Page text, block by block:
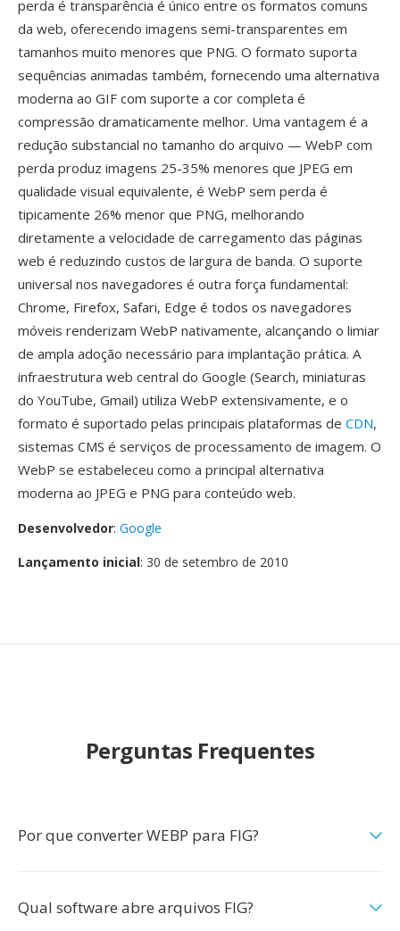
perda é transparência é único entre os formatos comuns
da web, oferecendo imagens semi-transparentes em
tamanhos muito menores que PNG. O formato suporta
sequências animadas também, fornecendo uma alternativa
moderna ao GIF com suporte a cor completa é
compressão dramaticamente melhor. Uma vantagem é a
redução substancial no tamanho do arquivo — WebP com
perda produz imagens 25-35% menores que JPEG em
qualidade visual equivalente, é WebP sem perda é
tipicamente 26% menor que PNG, melhorando
diretamente a velocidade de carregamento das páginas
web é reduzindo custos de largura de banda. O suporte
universal nos navegadores é outra força fundamental:
Chrome, Firefox, Safari, Edge é todos os navegadores
móveis renderizam WebP nativamente, alcançando o limiar
de ampla adoção necessário para implantação prática. A
infraestrutura web central do Google (Search, miniaturas
do YouTube, Gmail) utiliza WebP extensivamente, e o
formato é suportado pelas principais plataformas de CDN,
sistemas CMS é serviços de processamento de imagem. O
WebP se estabeleceu como a principal alternativa
moderna ao JPEG e PNG para conteúdo web.
Desenvolvedor: Google
Lançamento inicial: 30 de setembro de 2010
Perguntas Frequentes
Por que converter WEBP para FIG?
Qual software abre arquivos FIG?